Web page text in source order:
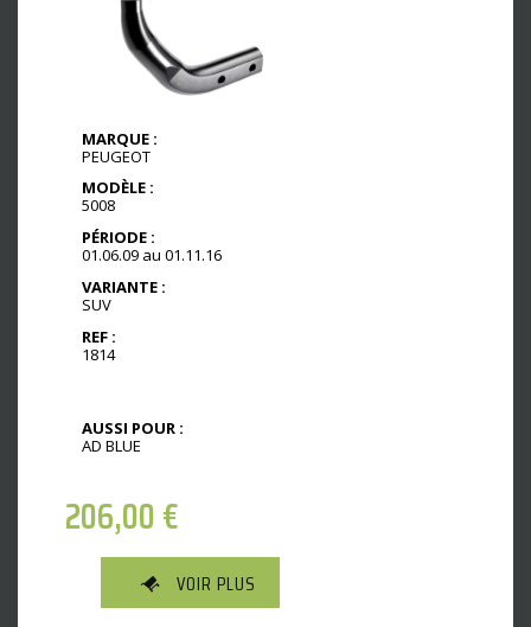
MARQUE :
PEUGEOT
MODÈLE :
5008
PÉRIODE :
01.06.09 au 01.11.16
VARIANTE :
SUV
REF :
1814
AUSSI POUR :
AD BLUE
206,00€
VOIR PLUS